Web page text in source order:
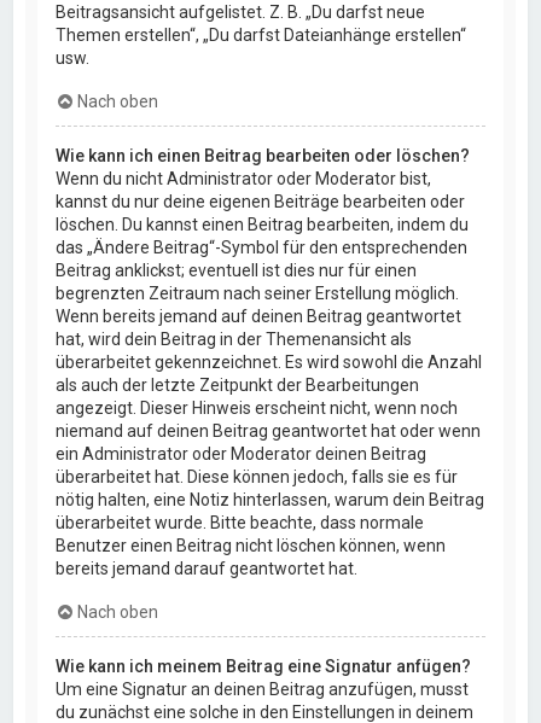
Beitragsansicht aufgelistet. Z. B. „Du darfst neue
Themen erstellen“, „Du darfst Dateianhänge erstellen“
usw.
Nach oben
Wie kann ich einen Beitrag bearbeiten oder löschen?
Wenn du nicht Administrator oder Moderator bist,
kannst du nur deine eigenen Beiträge bearbeiten oder
löschen. Du kannst einen Beitrag bearbeiten, indem du
das „Ändere Beitrag“-Symbol für den entsprechenden
Beitrag anklickst; eventuell ist dies nur für einen
begrenzten Zeitraum nach seiner Erstellung möglich.
Wenn bereits jemand auf deinen Beitrag geantwortet
hat, wird dein Beitrag in der Themenansicht als
überarbeitet gekennzeichnet. Es wird sowohl die Anzahl
als auch der letzte Zeitpunkt der Bearbeitungen
angezeigt. Dieser Hinweis erscheint nicht, wenn noch
niemand auf deinen Beitrag geantwortet hat oder wenn
ein Administrator oder Moderator deinen Beitrag
überarbeitet hat. Diese können jedoch, falls sie es für
nötig halten, eine Notiz hinterlassen, warum dein Beitrag
überarbeitet wurde. Bitte beachte, dass normale
Benutzer einen Beitrag nicht löschen können, wenn
bereits jemand darauf geantwortet hat.
Nach oben
Wie kann ich meinem Beitrag eine Signatur anfügen?
Um eine Signatur an deinen Beitrag anzufügen, musst
du zunächst eine solche in den Einstellungen in deinem